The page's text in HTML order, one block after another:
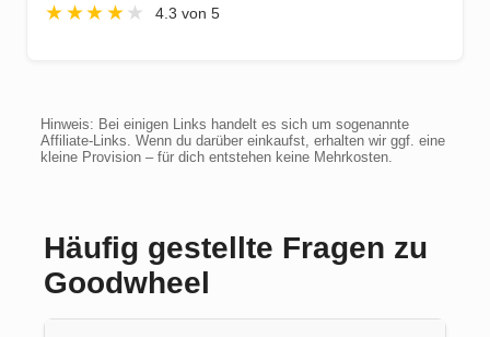
★★★★ ★ 4.3 von 5
Hinweis: Bei einigen Links handelt es sich um sogenannte
Affiliate-Links. Wenn du darüber einkaufst, erhalten wir ggf. eine
kleine Provision – für dich entstehen keine Mehrkosten.
Häufig gestellte Fragen zu
Goodwheel